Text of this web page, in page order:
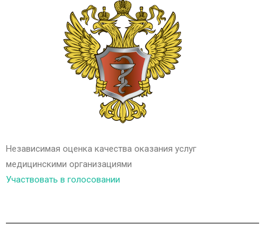
Независимая оценка качества оказания услуг
медицинскими организациями
Участвовать в голосовании